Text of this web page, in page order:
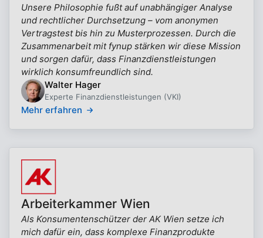
Unsere Philosophie fußt auf unabhängiger Analyse
und rechtlicher Durchsetzung – vom anonymen
Vertragstest bis hin zu Musterprozessen. Durch die
Zusammenarbeit mit fynup stärken wir diese Mission
und sorgen dafür, dass Finanzdienstleistungen
wirklich konsumfreundlich sind.
Walter Hager
Experte Finanzdienstleistungen (VKI)
Mehr erfahren
Arbeiterkammer Wien
Als Konsumentenschützer der AK Wien setze ich
mich dafür ein, dass komplexe Finanzprodukte